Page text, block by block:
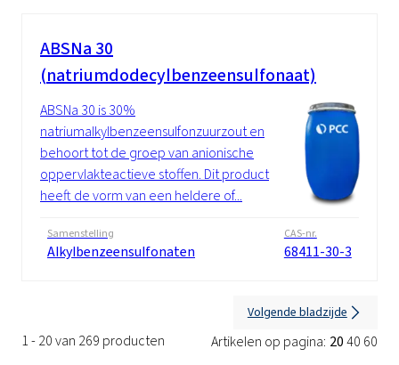
ABSNa 30
(natriumdodecylbenzeensulfonaat)
ABSNa 30 is 30%
natriumalkylbenzeensulfonzuurzout en
behoort tot de groep van anionische
oppervlakteactieve stoffen. Dit product
heeft de vorm van een heldere of...
Samenstelling
Alkylbenzeensulfonaten
CAS-nr.
68411-30-3
1 - 20 van 269 producten Artikelen op pagina: 2040 60
Volgende bladzijde